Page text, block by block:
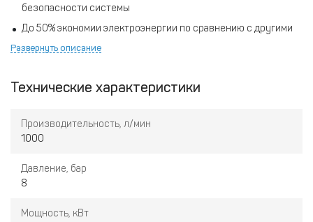
безопасности системы
До 50% экономии электроэнергии по сравнению с другими
моделями
Встроенная защита от увеличения давления в баке с
маслом – оборудование прекратит работу по сигналу до
Сохраняет историю неполадок для поиска причин ошибок и
Возможность автоматического включения и выключения
события на неделю вперед
Развернуть описание
Технические характеристики
Производительность, л/мин
1000
Давление, бар
8
Мощность, кВт